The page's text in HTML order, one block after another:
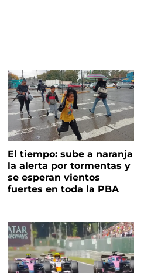
El tiempo: sube a naranja
la alerta por tormentas y
se esperan vientos
fuertes en toda la PBA